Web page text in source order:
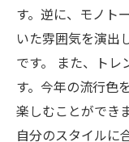
す。逆に、モノト
いた雰囲気を演出
です。 また、ト
す。今年の流行色
楽しむことができ
自分のスタイルに